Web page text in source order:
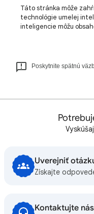
Táto stránka môže
technológie umelej
inteligencie môžu
Poskytnite spätnú
Uverejniť
Získajte
Kontaktujte nás